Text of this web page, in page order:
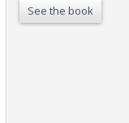
See the book